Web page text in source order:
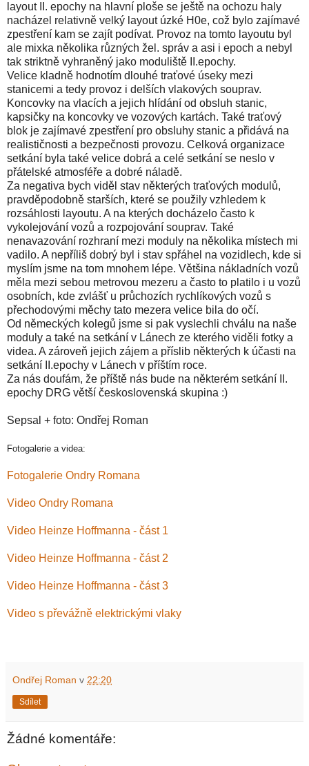
layout II. epochy na hlavní ploše se ještě na ochozu haly
nacházel relativně velký layout úzké H0e, což bylo zajímavé
zpestření kam se zajít podívat. Provoz na tomto layoutu byl
ale mixka několika různých žel. správ a asi i epoch a nebyl
tak striktně vyhraněný jako moduliště II.epochy.
Velice kladně hodnotím dlouhé traťové úseky mezi
stanicemi a tedy provoz i delších vlakových souprav.
Koncovky na vlacích a jejich hlídání od obsluh stanic,
kapsičky na koncovky ve vozových kartách. Také traťový
blok je zajímavé zpestření pro obsluhy stanic a přidává na
realističnosti a bezpečnosti provozu. Celková organizace
setkání byla také velice dobrá a celé setkání se neslo v
přátelské atmosféře a dobré náladě.
Za negativa bych viděl stav některých traťových modulů,
pravděpodobně starších, které se použily vzhledem k
rozsáhlosti layoutu. A na kterých docházelo často k
vykolejování vozů a rozpojování souprav. Také
nenavazování rozhraní mezi moduly na několika místech mi
vadilo. A nepříliš dobrý byl i stav spřáhel na vozidlech, kde si
myslím jsme na tom mnohem lépe. Většina nákladních vozů
měla mezi sebou metrovou mezeru a často to platilo i u vozů
osobních, kde zvlášť u průchozích rychlíkových vozů s
přechodovými měchy tato mezera velice bila do očí.
Od německých kolegů jsme si pak vyslechli chválu na naše
moduly a také na setkání v Lánech ze kterého viděli fotky a
videa. A zároveň jejich zájem a příslib některých k účasti na
setkání II.epochy v Lánech v příštím roce.
Za nás doufám, že příště nás bude na některém setkání II.
epochy DRG větší československá skupina :)
Sepsal + foto: Ondřej Roman
Fotogalerie a videa:
Fotogalerie Ondry Romana
Video Ondry Romana
Video Heinze Hoffmanna - část 1
Video Heinze Hoffmanna - část 2
Video Heinze Hoffmanna - část 3
Video s převážně elektrickými vlaky
Ondřej Roman v 22:20
Sdílet
Žádné komentáře: